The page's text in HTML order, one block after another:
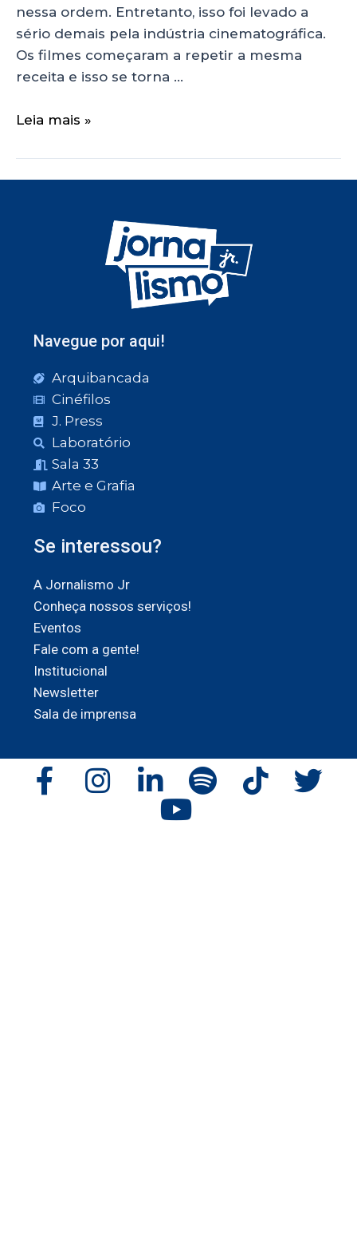
nessa ordem. Entretanto, isso foi levado a
sério demais pela indústria cinematográfica.
Os filmes começaram a repetir a mesma
receita e isso se torna …
Leia mais »
Navegue por aqui!
Arquibancada
Cinéfilos
J. Press
Laboratório
Sala 33
Arte e Grafia
Foco
Se interessou?
A Jornalismo Jr
Conheça nossos serviços!
Eventos
Fale com a gente!
Institucional
Newsletter
Sala de imprensa